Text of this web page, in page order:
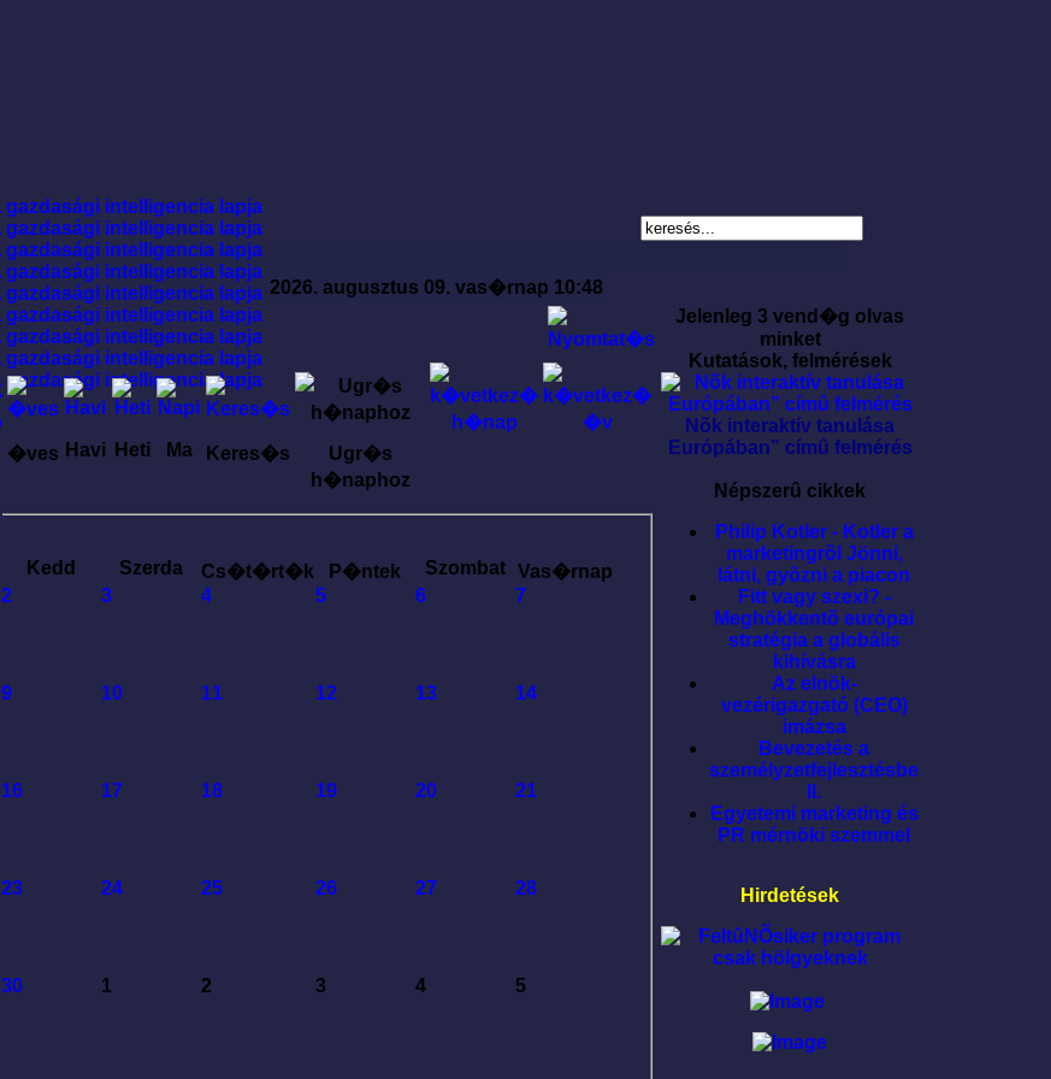
2026. augusztus 09. vas�rnap 10:48
�ves Havi Heti Ma Keres�s
Ugr�s
h�naphoz
Kedd Szerda Cs�t�rt�k P�ntek Szombat
Vas�rnap
2 3 4 5 6 7
9 10 11 12 13 14
16 17 18 19 20 21
23 24 25 26 27 28
30 1 2 3 4 5
Jelenleg 3 vend�g olvas
minket
Kutatások, felmérések
Nõk interaktív tanulása
Európában” címû felmérés
Népszerû cikkek
Philip Kotler - Kotler a
marketingrõl Jönni,
látni, gyõzni a piacon
Fitt vagy szexi? -
Meghökkentõ európai
stratégia a globális
kihívásra
Az elnök-
vezérigazgató (CEO)
imázsa
Bevezetés a
személyzetfejlesztésbe
II.
Egyetemi marketing és
PR mérnöki szemmel
Hirdetések